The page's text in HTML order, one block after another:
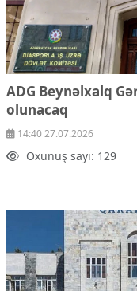
ADG Beynəlxalq
olunacaq
14:40 27.07.2026
Oxunuş sayı: 129